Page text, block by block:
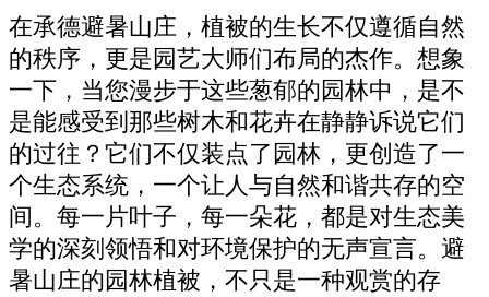
在承德避暑山庄，植被的生长不仅遵循自然
的秩序，更是园艺大师们布局的杰作。想象
一下，当您漫步于这些葱郁的园林中，是不
是能感受到那些树木和花卉在静静诉说它们
的过往？它们不仅装点了园林，更创造了一
个生态系统，一个让人与自然和谐共存的空
间。每一片叶子，每一朵花，都是对生态美
学的深刻领悟和对环境保护的无声宣言。避
暑山庄的园林植被，不只是一种观赏的存